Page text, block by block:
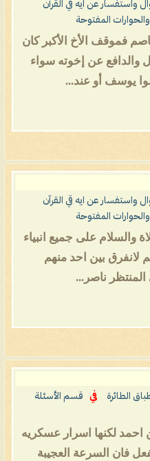
واستفسار عن ايه قي القرآن
المفتوحة
فموقف الأخ الأكبر كان
والدافع عن إخوته سواء
يوسف أو عند...
واستفسار عن ايه قي القرآن
المفتوحة
والسلام على جميع انبياء
لانفرق بين احد منهم
المنتظر ناصر...
الطائرة في
قسم الأسئلة
لكنها اسرار عسكريه
فان السرعة العجيبة